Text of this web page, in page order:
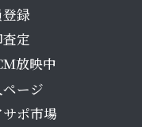
録
定
放映中
ージ
ポ市場